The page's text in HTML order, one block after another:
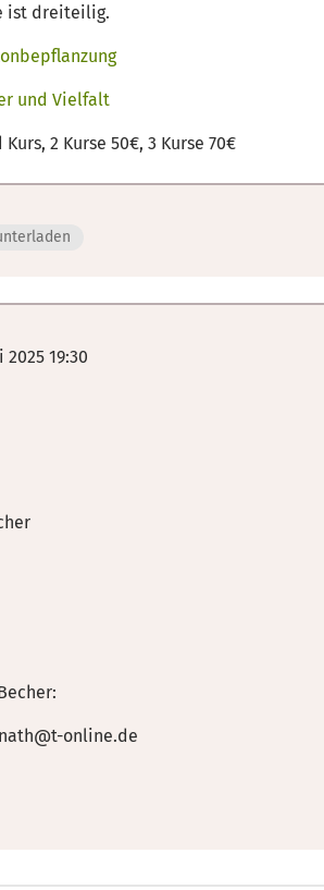
ist dreiteilig.
und Vielfalt
2 Kurse 50€, 3 Kurse 70€
19:30
online.de